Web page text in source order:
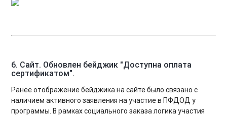
6. Сайт. Обновлен бейджик "Доступна оплата
сертификатом".
Ранее отображение бейджика на сайте было связано с
наличием активного заявления на участие в ПФДОД у
программы. В рамках социального заказа логика участия